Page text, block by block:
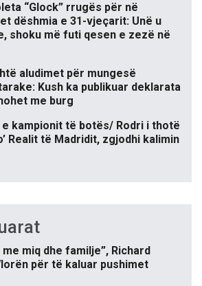
“Glock” rrugës për në
dëshmia e 31-vjeçarit: Unë u
shoku më futi qesen e zezë në
aludimet për mungesë
Kush ka publikuar deklarata
me burg
e kampionit të botës/ Rodri i thotë
Realit të Madridit, zgjodhi kalimin
miq dhe familje”, Richard
për të kaluar pushimet